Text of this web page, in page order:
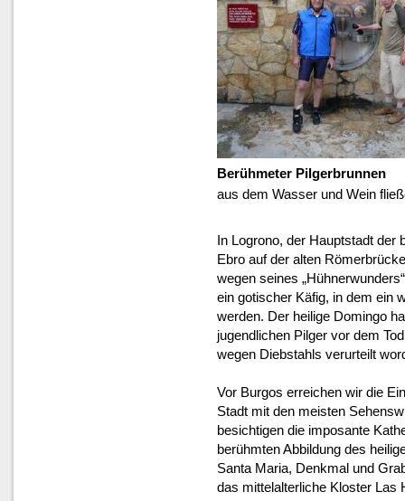
Berühmeter Pilgerbrunnen
aus dem Wasser und Wein
In Logrono, der Hauptstadt der
Ebro auf der alten
wegen seines
ein gotischer Käfig, in dem ein
werden. Der heilige Domingo
jugendlichen Pilger vor dem
wegen Diebstahls verurteilt
Vor Burgos erreichen wir die
Stadt mit den meisten
besichtigen die imposante
berühmten Abbildung des
Santa Maria, Denkmal und
das mittelalterliche Kloster Las